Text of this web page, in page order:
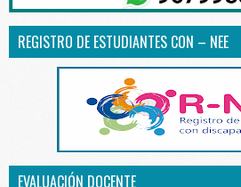
REGISTRO DE ESTUDIANTES CON – NEE
EVALUACIÓN DOCENTE